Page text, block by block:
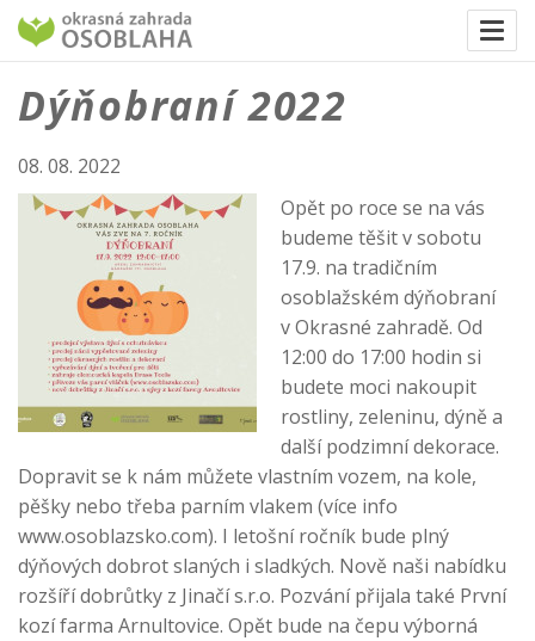
Dýňobraní 2022
08. 08. 2022
Opět po roce se na vás
budeme těšit v sobotu
17.9. na tradičním
osoblažském dýňobraní
v Okrasné zahradě. Od
12:00 do 17:00 hodin si
budete moci nakoupit
rostliny, zeleninu, dýně a
další podzimní dekorace.
Dopravit se k nám můžete vlastním vozem, na kole,
pěšky nebo třeba parním vlakem (více info
www.osoblazsko.com). I letošní ročník bude plný
dýňových dobrot slaných i sladkých. Nově naši nabídku
rozšíří dobrůtky z Jinačí s.r.o. Pozvání přijala také První
kozí farma Arnultovice. Opět bude na čepu výborná